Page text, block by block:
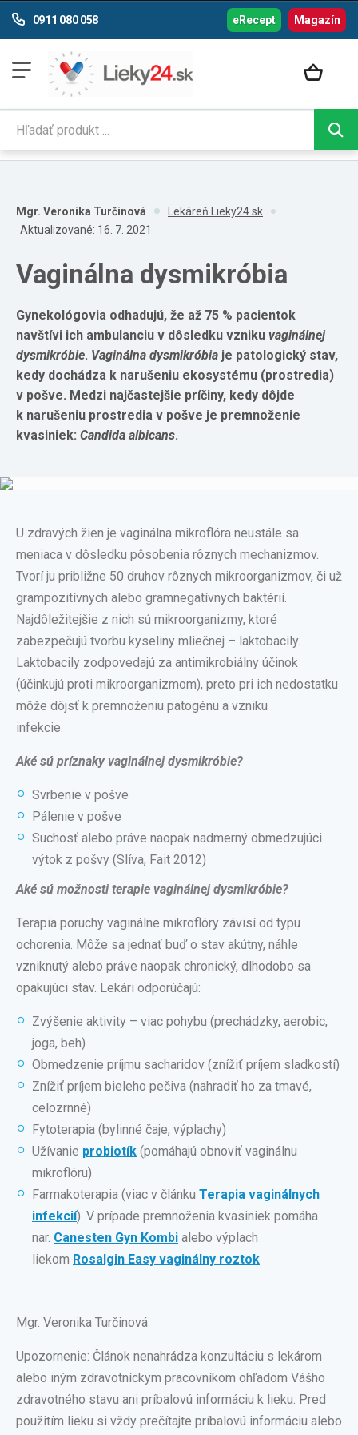
Magazín
0911 080 058 eRecept
Mgr. Veronika Turčinová
Lekáreň Lieky24.sk
Aktualizované: 16. 7. 2021
Vaginálna dysmikróbia
Gynekológovia odhadujú, že až 75 % pacientok
navštívi ich ambulanciu v dôsledku vzniku vaginálnej
dysmikróbie. Vaginálna dysmikróbia je patologický stav,
kedy dochádza k narušeniu ekosystému (prostredia)
v pošve. Medzi najčastejšie príčiny, kedy dôjde
k narušeniu prostredia v pošve je premnoženie
kvasiniek: Candida albicans.
U zdravých žien je vaginálna mikroflóra neustále sa
meniaca v dôsledku pôsobenia rôznych mechanizmov.
Tvorí ju približne 50 druhov rôznych mikroorganizmov, či už
grampozitívnych alebo gramnegatívnych baktérií.
Najdôležitejšie z nich sú mikroorganizmy, ktoré
zabezpečujú tvorbu kyseliny mliečnej – laktobacily.
Laktobacily zodpovedajú za antimikrobiálny účinok
(účinkujú proti mikroorganizmom), preto pri ich nedostatku
môže dôjsť k premnoženiu patogénu a vzniku
infekcie.
Aké sú príznaky vaginálnej dysmikróbie?
Svrbenie v pošve
Pálenie v pošve
Suchosť alebo práve naopak nadmerný obmedzujúci
výtok z pošvy (Slíva, Fait 2012)
Aké sú možnosti terapie vaginálnej dysmikróbie?
Terapia poruchy vaginálne mikroflóry závisí od typu
ochorenia. Môže sa jednať buď o stav akútny, náhle
vzniknutý alebo práve naopak chronický, dlhodobo sa
opakujúci stav. Lekári odporúčajú:
Zvýšenie aktivity – viac pohybu (prechádzky, aerobic,
joga, beh)
Obmedzenie príjmu sacharidov (znížiť príjem sladkostí)
Znížiť príjem bieleho pečiva (nahradiť ho za tmavé,
celozrnné)
Fytoterapia (bylinné čaje, výplachy)
Užívanie probiotík (pomáhajú obnoviť vaginálnu
mikroflóru)
Farmakoterapia (viac v článku Terapia vaginálnych
infekcií). V prípade premnoženia kvasiniek pomáha
nar. Canesten Gyn Kombi alebo výplach
liekom Rosalgin Easy vaginálny roztok
Mgr. Veronika Turčinová
Upozornenie: Článok nenahrádza konzultáciu s lekárom
alebo iným zdravotníckym pracovníkom ohľadom Vášho
zdravotného stavu ani príbalovú informáciu k lieku. Pred
použitím lieku si vždy prečítajte príbalovú informáciu alebo